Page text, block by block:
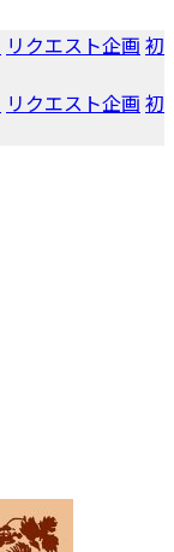
リクエスト企画 初
リクエスト企画 初